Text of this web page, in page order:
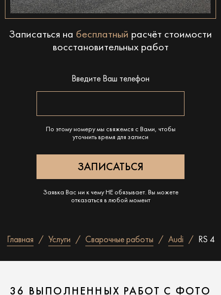
Записаться на бесплатный расчёт стоимости
восстановительных работ
Введите Ваш телефон
По этому номеру мы свяжемся с Вами, чтобы
уточнить время для записи
Заявка Вас ни к чему НЕ обязывает. Вы можете
отказаться в любой момент
Главная Услуги Сварочные работы Audi RS 4
36 ВЫПОЛНЕННЫХ РАБОТ С ФОТО